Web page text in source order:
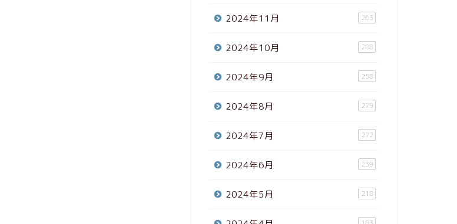
2024年11月 263
2024年10月 288
2024年9月 258
2024年8月 279
2024年7月 272
2024年6月 239
2024年5月 218